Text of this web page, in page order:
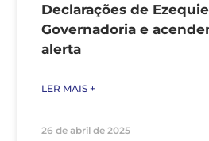
Declarações de
Governadoria e
alerta
LER MAIS +
26 de abril de 2025